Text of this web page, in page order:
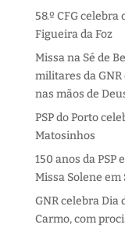
58.º CFG
Figueira da Foz
Missa na Sé de
militares da GNR
nas mãos de
PSP do Porto
Matosinhos
150 anos da PSP
Missa Solene em
GNR celebra Dia
Carmo, com